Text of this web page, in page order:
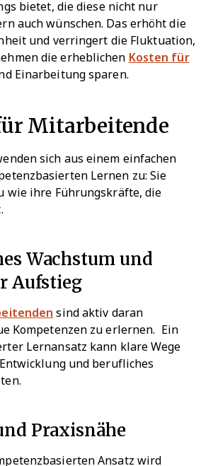
bietet, die diese nicht nur
auch wünschen. Das erhöht die
und verringert die Fluktuation,
die erheblichen Kosten für
Einarbeitung sparen.
Mitarbeitende
sich aus einem einfachen
Lernen zu: Sie
wie ihre Führungskräfte, die
Wachstum und
Aufstieg
sind aktiv daran
Kompetenzen zu erlernen. Ein
Lernansatz kann klare Wege
und berufliches
Praxisnähe
Ansatz wird